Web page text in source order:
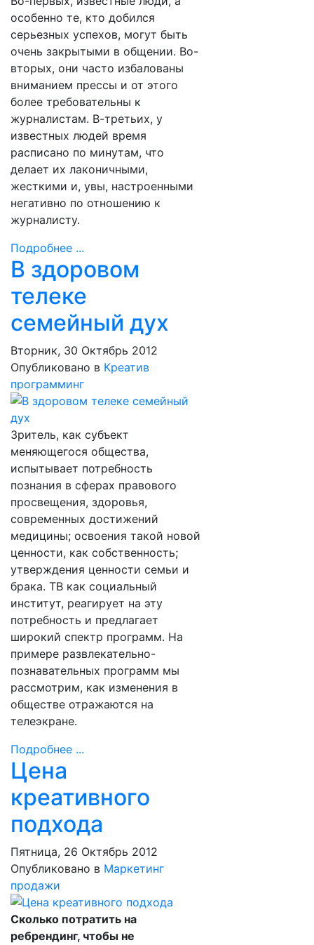
особенно те, кто добился
серьезных успехов, могут быть
очень закрытыми в общении. Во-
вторых, они часто избалованы
вниманием прессы и от этого
более требовательны к
журналистам. В-третьих, у
известных людей время
расписано по минутам, что
делает их лаконичными,
жесткими и, увы, настроенными
негативно по отношению к
журналисту.
Подробнее ...
В здоровом
телеке
семейный дух
Вторник, 30 Октябрь 2012
Опубликовано в Креатив
программинг
Зритель, как субъект
меняющегося общества,
испытывает потребность
познания в сферах правового
просвещения, здоровья,
современных достижений
медицины; освоения такой новой
ценности, как собственность;
утверждения ценности семьи и
брака. ТВ как социальный
институт, реагирует на эту
потребность и предлагает
широкий спектр программ. На
примере развлекательно-
познавательных программ мы
рассмотрим, как изменения в
обществе отражаются на
телеэкране.
Подробнее ...
Цена
креативного
подхода
Пятница, 26 Октябрь 2012
Опубликовано в Маркетинг
продажи
Сколько потратить на
ребрендинг, чтобы не